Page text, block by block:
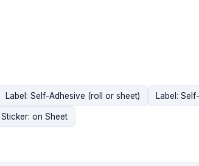
Label: Self-Adhesive (roll or sheet) Label:
Sticker: on Sheet